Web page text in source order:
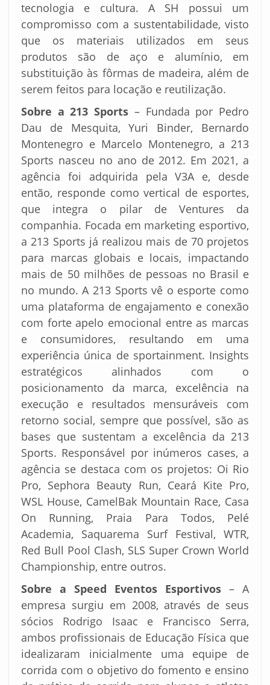
tecnologia e cultura. A SH possui um
compromisso com a sustentabilidade, visto
que os materiais utilizados em seus
produtos são de aço e alumínio, em
substituição às fôrmas de madeira, além de
serem feitos para locação e reutilização.
Sobre a 213 Sports – Fundada por Pedro
Dau de Mesquita, Yuri Binder, Bernardo
Montenegro e Marcelo Montenegro, a 213
Sports nasceu no ano de 2012. Em 2021, a
agência foi adquirida pela V3A e, desde
então, responde como vertical de esportes,
que integra o pilar de Ventures da
companhia. Focada em marketing esportivo,
a 213 Sports já realizou mais de 70 projetos
para marcas globais e locais, impactando
mais de 50 milhões de pessoas no Brasil e
no mundo. A 213 Sports vê o esporte como
uma plataforma de engajamento e conexão
com forte apelo emocional entre as marcas
e consumidores, resultando em uma
experiência única de sportainment. Insights
estratégicos alinhados com o
posicionamento da marca, excelência na
execução e resultados mensuráveis com
retorno social, sempre que possível, são as
bases que sustentam a excelência da 213
Sports. Responsável por inúmeros cases, a
agência se destaca com os projetos: Oi Rio
Pro, Sephora Beauty Run, Ceará Kite Pro,
WSL House, CamelBak Mountain Race, Casa
On Running, Praia Para Todos, Pelé
Academia, Saquarema Surf Festival, WTR,
Red Bull Pool Clash, SLS Super Crown World
Championship, entre outros.
Sobre a Speed Eventos Esportivos – A
empresa surgiu em 2008, através de seus
sócios Rodrigo Isaac e Francisco Serra,
ambos profissionais de Educação Física que
idealizaram inicialmente uma equipe de
corrida com o objetivo do fomento e ensino